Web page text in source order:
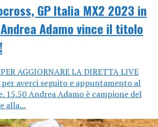
GP Italia MX2 2023 in
Andrea Adamo vince il titolo
AGGIORNARE LA DIRETTA LIVE
per averci seguito e appuntamento al
15.50 Andrea Adamo è campione del
alla...